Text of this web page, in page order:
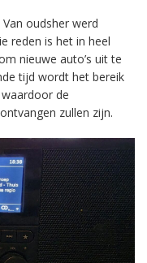
oudsher werd
reden is het in heel
nieuwe auto’s uit te
tijd wordt het bereik
de
zullen zijn.